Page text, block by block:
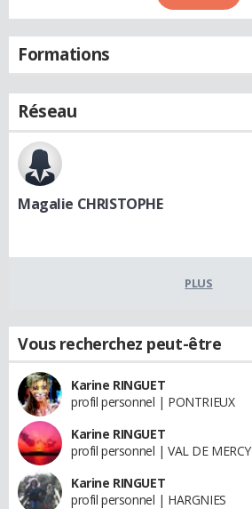
Formations
Réseau
Magalie CHRISTOPHE
PLUS
Vous recherchez peut-être
Karine RINGUET
profil personnel | PONTRIEUX
Karine RINGUET
profil personnel | VAL DE MERCY
Karine RINGUET
profil personnel | HARGNIES